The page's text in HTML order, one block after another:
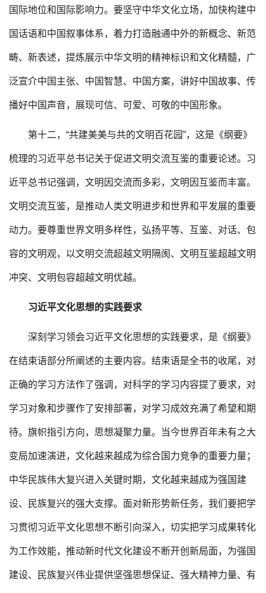
国际地位和国际影响力。要坚守中华文化立场，加快构建中
国话语和中国叙事体系，着力打造融通中外的新概念、新范
畴、新表述，提炼展示中华文明的精神标识和文化精髓，广
泛宣介中国主张、中国智慧、中国方案，讲好中国故事、传
播好中国声音，展现可信、可爱、可敬的中国形象。
第十二，“共建美美与共的文明百花园”，这是《纲要》
梳理的习近平总书记关于促进文明交流互鉴的重要论述。习
近平总书记强调，文明因交流而多彩，文明因互鉴而丰富。
文明交流互鉴，是推动人类文明进步和世界和平发展的重要
动力。要尊重世界文明多样性，弘扬平等、互鉴、对话、包
容的文明观，以文明交流超越文明隔阂、文明互鉴超越文明
冲突、文明包容超越文明优越。
习近平文化思想的实践要求
深刻学习领会习近平文化思想的实践要求，是《纲要》
在结束语部分所阐述的主要内容。结束语是全书的收尾，对
正确的学习方法作了强调，对科学的学习内容提了要求，对
学习对象和步骤作了安排部署，对学习成效充满了希望和期
待。旗帜指引方向，思想凝聚力量。当今世界百年未有之大
变局加速演进，文化越来越成为综合国力竞争的重要力量；
中华民族伟大复兴进入关键时期，文化越来越成为强国建
设、民族复兴的强大支撑。面对新形势新任务，我们要把学
习贯彻习近平文化思想不断引向深入，切实把学习成果转化
为工作效能，推动新时代文化建设不断开创新局面，为强国
建设、民族复兴伟业提供坚强思想保证、强大精神力量、有